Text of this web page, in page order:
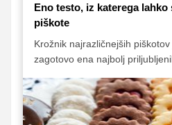
Eno testo, iz katerega lahko
piškote
Krožnik najrazličnejših
zagotovo ena najbolj
pripravimo osnovno testo, ki
posamezne dele, v katere
kot so mleti oreški in kakav.